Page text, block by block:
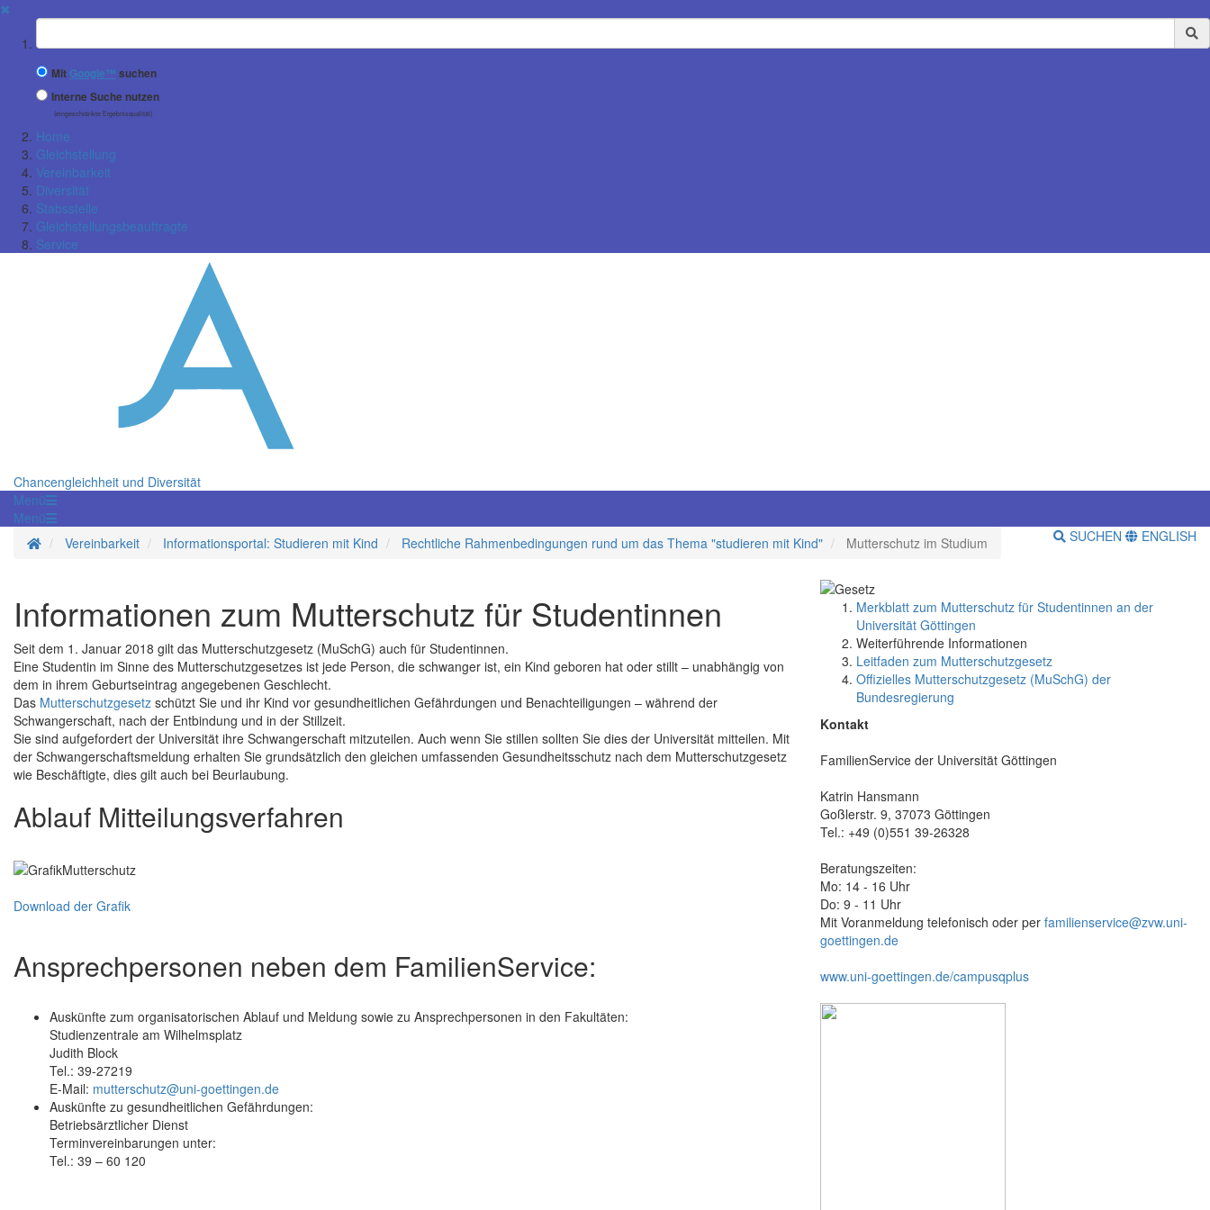
✖
Suchbegriff
Mit Google™ suchen
Interne Suche nutzen
(eingeschränkte Ergebnisqualität)
Home
Gleichstellung
Vereinbarkeit
Diversität
Stabsstelle
Gleichstellungsbeauftragte
Service
Chancengleichheit und Diversität
Menü
Menü
Startseite
Vereinbarkeit Informationsportal: Studieren mit Kind Rechtliche Rahmenbedingungen rund um das Thema "studieren mit Kind" Mutterschutz im Studium SUCHEN ENGLISH
Informationen zum Mutterschutz für Studentinnen
Seit dem 1. Januar 2018 gilt das Mutterschutzgesetz (MuSchG) auch für Studentinnen.
Eine Studentin im Sinne des Mutterschutzgesetzes ist jede Person, die schwanger ist, ein Kind geboren hat oder stillt – unabhängig von
dem in ihrem Geburtseintrag angegebenen Geschlecht.
Das Mutterschutzgesetz schützt Sie und ihr Kind vor gesundheitlichen Gefährdungen und Benachteiligungen – während der
Schwangerschaft, nach der Entbindung und in der Stillzeit.
Sie sind aufgefordert der Universität ihre Schwangerschaft mitzuteilen. Auch wenn Sie stillen sollten Sie dies der Universität mitteilen. Mit
der Schwangerschaftsmeldung erhalten Sie grundsätzlich den gleichen umfassenden Gesundheitsschutz nach dem Mutterschutzgesetz
wie Beschäftigte, dies gilt auch bei Beurlaubung.
Ablauf Mitteilungsverfahren
Download der Grafik
Ansprechpersonen neben dem FamilienService:
Auskünfte zum organisatorischen Ablauf und Meldung sowie zu Ansprechpersonen in den Fakultäten:
Studienzentrale am Wilhelmsplatz
Judith Block
Tel.: 39-27219
E-Mail: mutterschutz@uni-goettingen.de
Auskünfte zu gesundheitlichen Gefährdungen:
Betriebsärztlicher Dienst
Terminvereinbarungen unter:
Tel.: 39 – 60 120
Merkblatt zum Mutterschutz für Studentinnen an der
Universität Göttingen
Weiterführende Informationen
Leitfaden zum Mutterschutzgesetz
Offizielles Mutterschutzgesetz (MuSchG) der
Bundesregierung
Kontakt
FamilienService der Universität Göttingen
Katrin Hansmann
Goßlerstr. 9, 37073 Göttingen
Tel.: +49 (0)551 39-26328
Beratungszeiten:
Mo: 14 - 16 Uhr
Do: 9 - 11 Uhr
Mit Voranmeldung telefonisch oder per familienservice@zvw.uni-
goettingen.de
www.uni-goettingen.de/campusqplus